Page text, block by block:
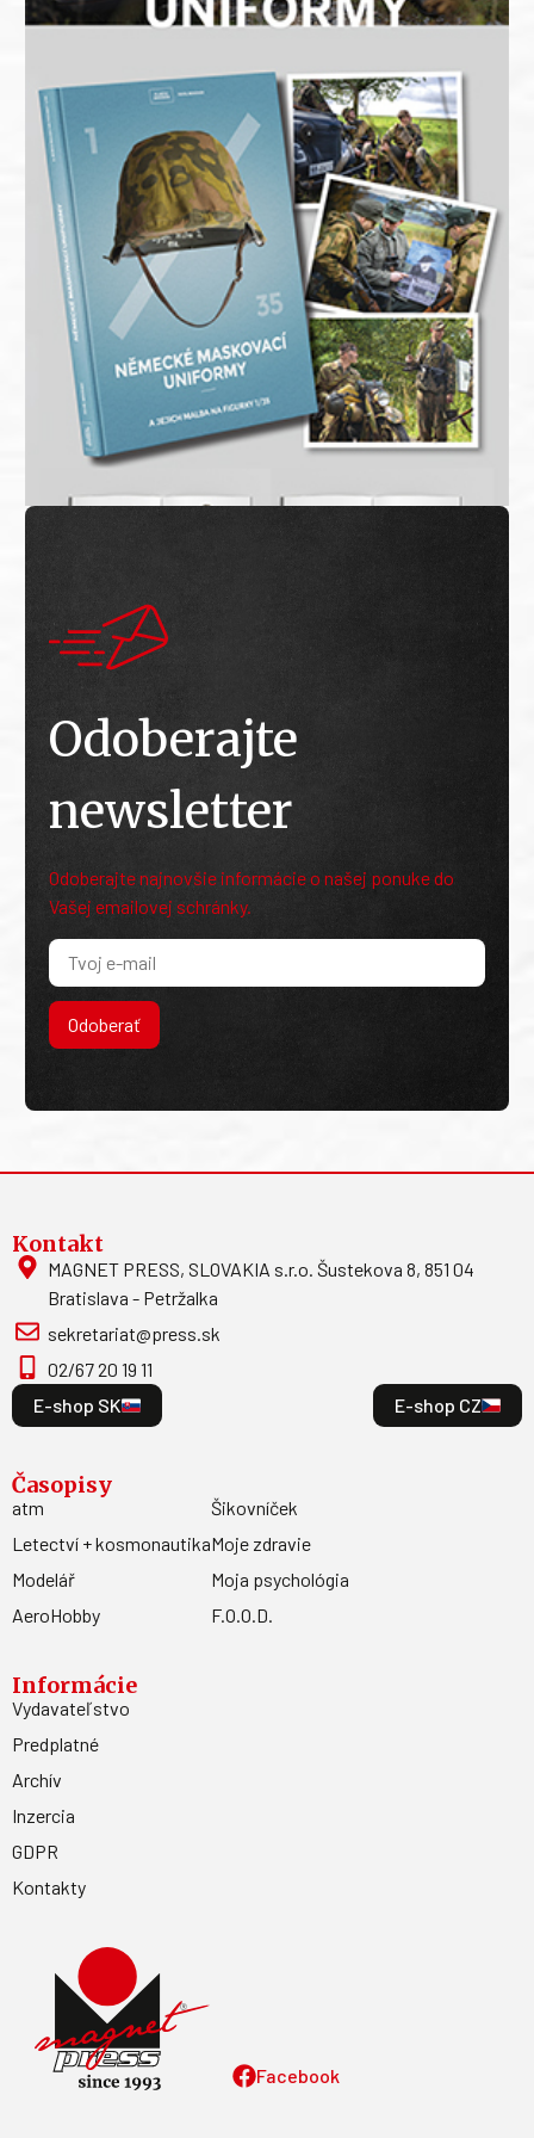
Odoberajte
newsletter
Odoberajte najnovšie informácie o našej ponuke do
Vašej emailovej schránky.
Odoberať
Facebook
Kontakt
MAGNET PRESS, SLOVAKIA s.r.o. Šustekova 8, 851 04
Bratislava - Petržalka
sekretariat@press.sk
02/67 20 19 11
E-shop SK
E-shop CZ
Časopisy
atm
Letectví + kosmonautika
Modelář
AeroHobby
Šikovníček
Moje zdravie
Moja psychológia
F.O.O.D.
Informácie
Vydavateľstvo
Predplatné
Archív
Inzercia
GDPR
Kontakty